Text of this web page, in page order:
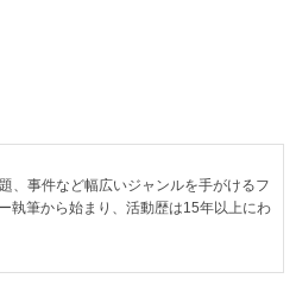
、事件など幅広いジャンルを手がけるフ
執筆から始まり、活動歴は15年以上にわ